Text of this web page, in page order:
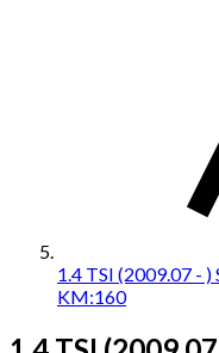
1.4 TSI (2009.07 -
KM:160